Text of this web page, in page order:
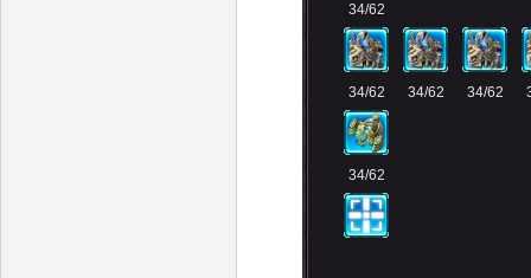
34/62
34/62 34/62 34/62
34/62